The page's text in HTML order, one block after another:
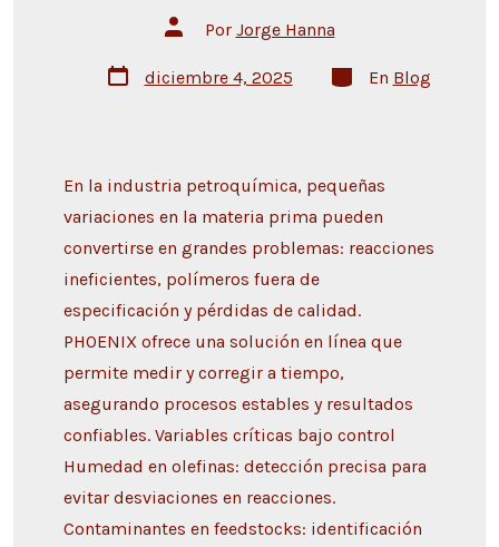
Por Jorge Hanna
diciembre 4, 2025 En Blog
En la industria petroquímica, pequeñas
variaciones en la materia prima pueden
convertirse en grandes problemas: reacciones
ineficientes, polímeros fuera de
especificación y pérdidas de calidad.
PHOENIX ofrece una solución en línea que
permite medir y corregir a tiempo,
asegurando procesos estables y resultados
confiables. Variables críticas bajo control
Humedad en olefinas: detección precisa para
evitar desviaciones en reacciones.
Contaminantes en feedstocks: identificación